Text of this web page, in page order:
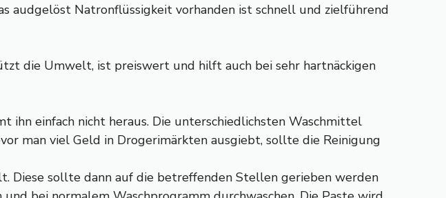
audgelöst Natronflüssigkeit vorhanden ist schnell und zielführend
die Umwelt, ist preiswert und hilft auch bei sehr hartnäckigen
ihn einfach nicht heraus. Die unterschiedlichsten Waschmittel
man viel Geld in Drogerimärkten ausgiebt, sollte die Reinigung
Diese sollte dann auf die betreffenden Stellen gerieben werden